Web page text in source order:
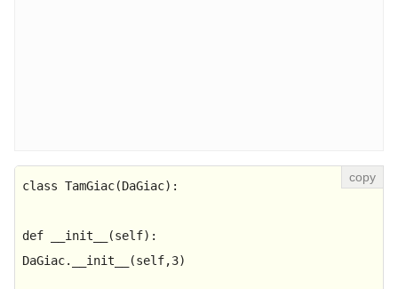
class TamGiac(DaGiac):
def __init__ (self):
DaGiac.__init__(self,3)